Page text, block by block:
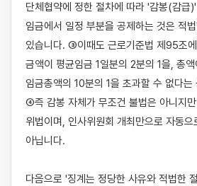
단체협약에 정한 절차에 따라 '감봉(감급
임금에서 일정 부분을 공제하는 것은 적
있습니다. ③이때도 근로기준법 제95조에
금액이 평균임금 1일분의 2분의 1을, 총액
임금총액의 10분의 1을 초과할 수 없다
④즉 감봉 자체가 무조건 불법은 아니지
위법이며, 인사위원회 개최만으로 자동
아닙니다.
다음으로 '징계는 정당한 사유와 적법한